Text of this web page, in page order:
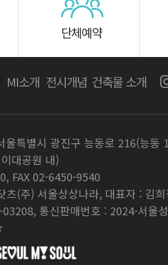
단체예약
MI소개 전시개념 건축물 소개
특별시 광진구 능동로 216(능동
대공원 내)
FAX 02-6450-9540
츠(주) 서울상상나라, 대표자 : 김
통신판매번호 : 2024-서울